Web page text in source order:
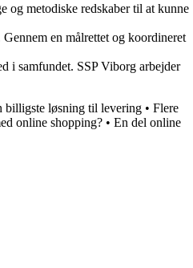
og metodiske redskaber til at kunne
en målrettet og koordineret
i samfundet. SSP Viborg arbejder
billigste løsning til levering • Flere
online shopping? • En del online